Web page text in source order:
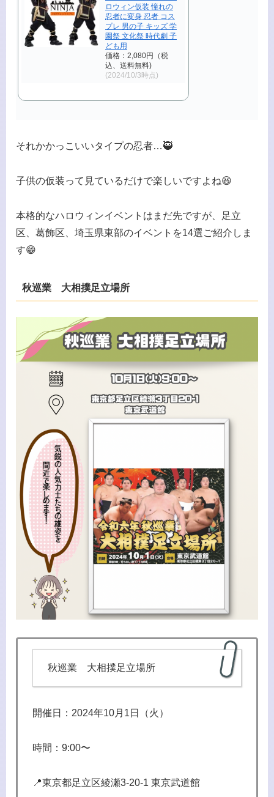
ロウィン仮装 憧れの
忍者に変身 忍者 コス
プレ 男の子 キッズ 学
園祭 文化祭 時代劇 子
ども用
価格：2,080円（税
込、送料無料)
(2024/10/3時点)
それかかっこいいタイプの忍者…🥷
子供の仮装って見ているだけで楽しいですよね😆
本格的なハロウィンイベントはまだ先ですが、足立
区、葛飾区、埼玉県東部のイベントを14選ご紹介しま
す😁
秋巡業 大相撲足立場所
秋巡業 大相撲足立場所
開催日：2024年10月1日（火）
時間：9:00〜
📍東京都足立区綾瀬3-20-1 東京武道館